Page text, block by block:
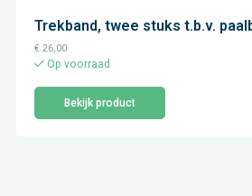
Trekband, twee stuks t.b.v.
€ 26,00
Op voorraad
Bekijk product